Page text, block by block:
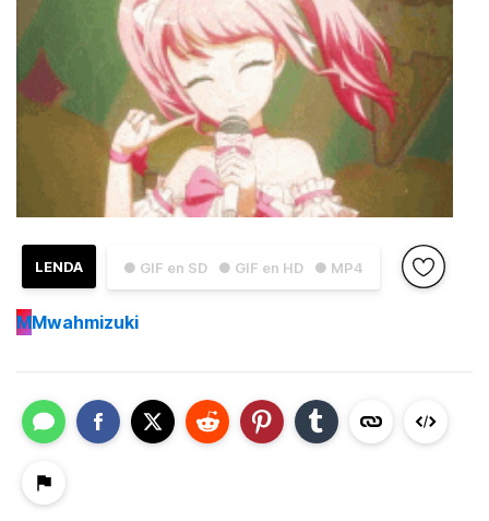
● GIF en SD ● GIF en HD ● MP4
LENDA
MMwahmizuki